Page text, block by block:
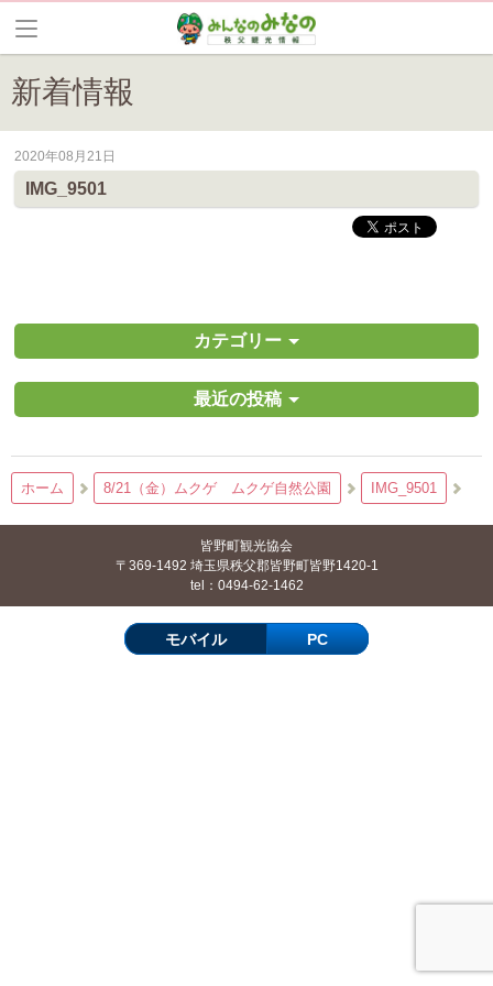
新着情報
皆野町のイベントやお祭り、花情報等の最新情報や観光協会会員情報
2020年08月21日
IMG_9501
カテゴリー
最近の投稿
ホーム 8/21（金）ムクゲ ムクゲ自然公園 IMG_9501
皆野町観光協会
〒369-1492 埼玉県秩父郡皆野町皆野1420-1
tel：0494-62-1462
モバイル PC